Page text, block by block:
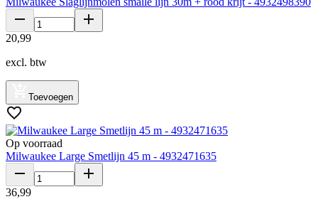
20,99
excl. btw
Toevoegen
Op voorraad
Milwaukee Large Smetlijn 45 m - 4932471635
36,99